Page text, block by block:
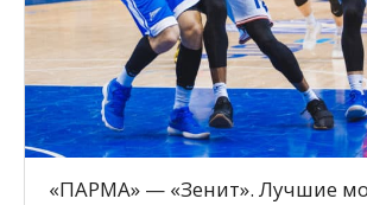
«ПАРМА» — «Зенит». Лучшие